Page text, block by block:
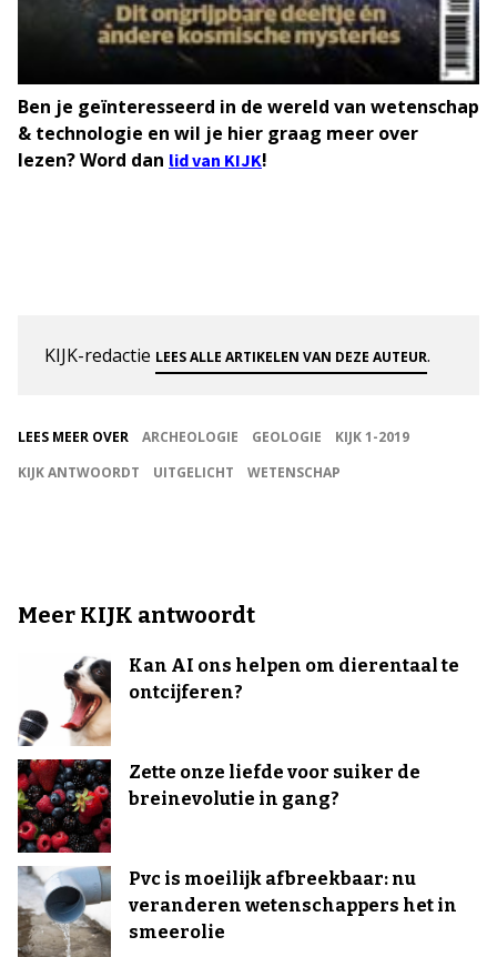
Ben je geïnteresseerd in de wereld van wetenschap
& technologie en wil je hier graag meer over
lezen? Word dan lid van KIJK!
KIJK-redactie LEES ALLE ARTIKELEN VAN DEZE AUTEUR.
LEES MEER OVER ARCHEOLOGIE GEOLOGIE
KIJK 1-2019
KIJK ANTWOORDT
UITGELICHT WETENSCHAP
Meer KIJK antwoordt
Kan AI ons helpen om dierentaal te
ontcijferen?
Zette onze liefde voor suiker de
breinevolutie in gang?
Pvc is moeilijk afbreekbaar: nu
veranderen wetenschappers het in
smeerolie